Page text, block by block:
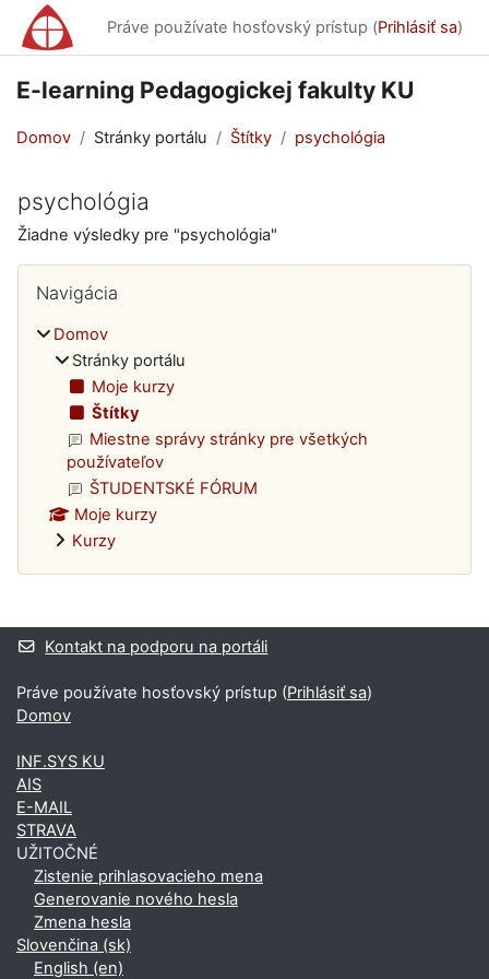
Preskočiť na hlavný obsah
Práve používate hosťovský prístup (Prihlásiť sa)
E-learning Pedagogickej fakulty KU
Domov Stránky portálu Štítky psychológia
psychológia
Žiadne výsledky pre "psychológia"
Bloky
Navigácia
Domov
Stránky portálu
Moje kurzy
Štítky
Miestne správy stránky pre všetkých
používateľov
ŠTUDENTSKÉ FÓRUM
Moje kurzy
Kurzy
Dodatočné bloky
Kontakt na podporu na portáli
Práve používate hosťovský prístup (Prihlásiť sa)
Domov
INF.SYS KU
AIS
E-MAIL
STRAVA
UŽITOČNÉ
Zistenie prihlasovacieho mena
Generovanie nového hesla
Zmena hesla
Slovenčina ‎(sk)‎
English ‎(en)‎